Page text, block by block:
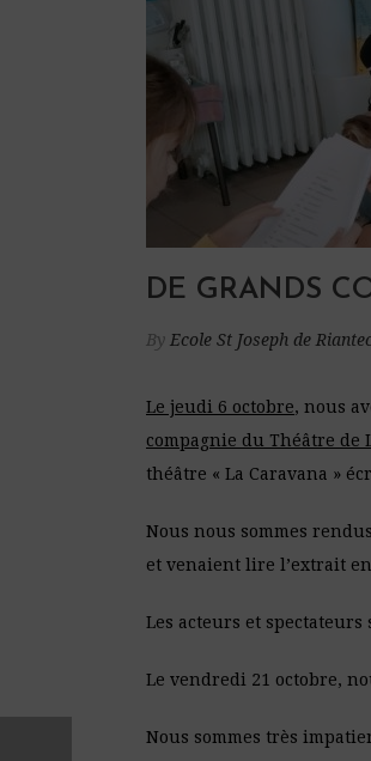
DE GRANDS
By Ecole St Joseph de
Le jeudi 6 octobre, nous
compagnie du Théâtre de
théâtre « La Caravana »
Nous nous sommes
et venaient lire l’extrait
Les acteurs et spectateurs
Le vendredi 21 octobre,
Nous sommes très